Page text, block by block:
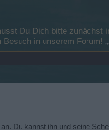
Du Dich bitte zunächst
in unserem Forum!
Du kannst ihn und seine